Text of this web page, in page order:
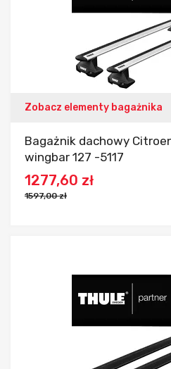
Zobacz elementy bagażnika
Bagażnik dachowy
wingbar 127 -5117
1277,60 zł
1597,00 zł